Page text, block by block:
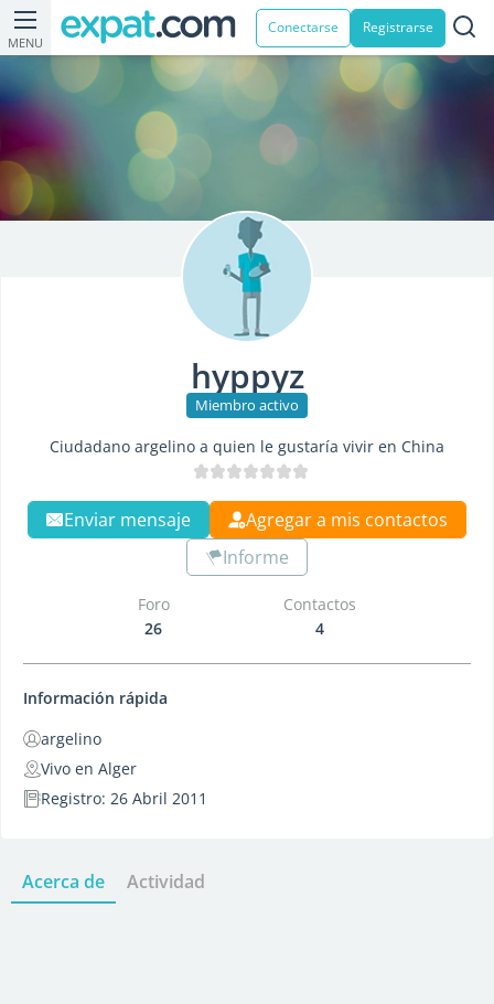
MENU
Conectarse Registrarse
hyppyz
Miembro activo
Ciudadano argelino a quien le gustaría vivir en China
Enviar mensaje
Agregar a mis contactos
Informe
Foro
26
Contactos
4
Información rápida
argelino
Vivo en Alger
Registro: 26 Abril 2011
Acerca de Actividad